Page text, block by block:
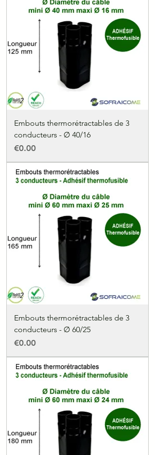
Embouts thermorétractables de 3
conducteurs - ∅ 40/16
Price
€0.00
Embouts thermorétractables de 3
conducteurs - ∅ 60/25
Price
€0.00